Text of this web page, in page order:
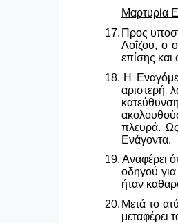
Μαρτυρία
17. Προς
Λοΐζου, ο
επίσης και
18. Η
αριστερή
πλευρά.
Ενάγοντα.
19. Αναφέρει
οδηγού
ήταν
20. Μετά το
μεταφέρει